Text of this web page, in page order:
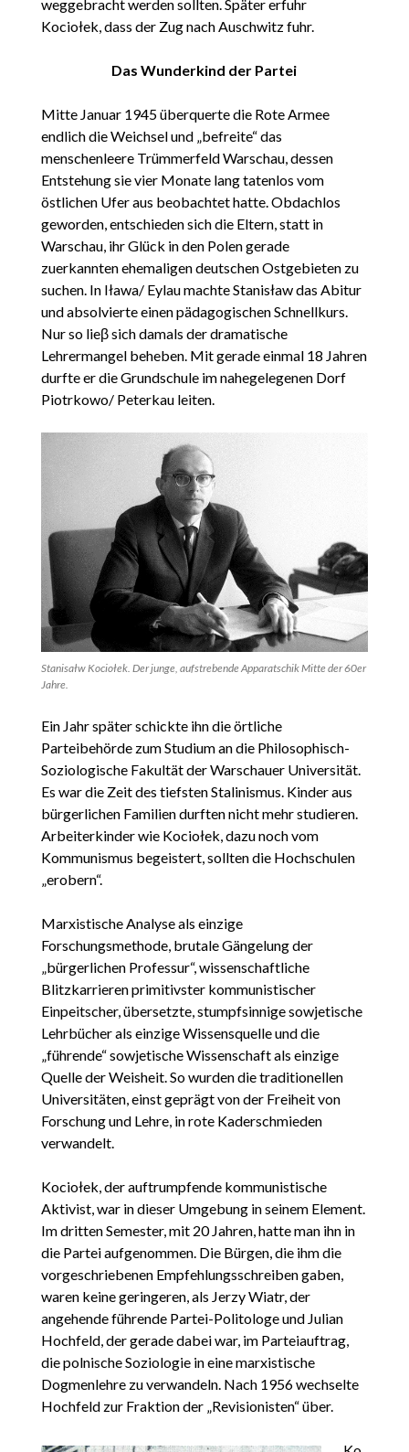
weggebracht werden sollten. Später erfuhr
Kociołek, dass der Zug nach Auschwitz fuhr.
Das Wunderkind der Partei
Mitte Januar 1945 überquerte die Rote Armee
endlich die Weichsel und „befreite“ das
menschenleere Trümmerfeld Warschau, dessen
Entstehung sie vier Monate lang tatenlos vom
östlichen Ufer aus beobachtet hatte. Obdachlos
geworden, entschieden sich die Eltern, statt in
Warschau, ihr Glück in den Polen gerade
zuerkannten ehemaligen deutschen Ostgebieten zu
suchen. In Iława/ Eylau machte Stanisław das Abitur
und absolvierte einen pädagogischen Schnellkurs.
Nur so lieβ sich damals der dramatische
Lehrermangel beheben. Mit gerade einmal 18 Jahren
durfte er die Grundschule im nahegelegenen Dorf
Piotrkowo/ Peterkau leiten.
Stanisałw Kociołek. Der junge, aufstrebende Apparatschik Mitte der 60er
Jahre.
Ein Jahr später schickte ihn die örtliche
Parteibehörde zum Studium an die Philosophisch-
Soziologische Fakultät der Warschauer Universität.
Es war die Zeit des tiefsten Stalinismus. Kinder aus
bürgerlichen Familien durften nicht mehr studieren.
Arbeiterkinder wie Kociołek, dazu noch vom
Kommunismus begeistert, sollten die Hochschulen
„erobern“.
Marxistische Analyse als einzige
Forschungsmethode, brutale Gängelung der
„bürgerlichen Professur“, wissenschaftliche
Blitzkarrieren primitivster kommunistischer
Einpeitscher, übersetzte, stumpfsinnige sowjetische
Lehrbücher als einzige Wissensquelle und die
„führende“ sowjetische Wissenschaft als einzige
Quelle der Weisheit. So wurden die traditionellen
Universitäten, einst geprägt von der Freiheit von
Forschung und Lehre, in rote Kaderschmieden
verwandelt.
Kociołek, der auftrumpfende kommunistische
Aktivist, war in dieser Umgebung in seinem Element.
Im dritten Semester, mit 20 Jahren, hatte man ihn in
die Partei aufgenommen. Die Bürgen, die ihm die
vorgeschriebenen Empfehlungsschreiben gaben,
waren keine geringeren, als Jerzy Wiatr, der
angehende führende Partei-Politologe und Julian
Hochfeld, der gerade dabei war, im Parteiauftrag,
die polnische Soziologie in eine marxistische
Dogmenlehre zu verwandeln. Nach 1956 wechselte
Hochfeld zur Fraktion der „Revisionisten“ über.